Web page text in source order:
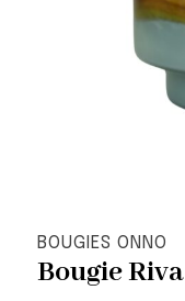
BOUGIES ONNO
Bougie Riva